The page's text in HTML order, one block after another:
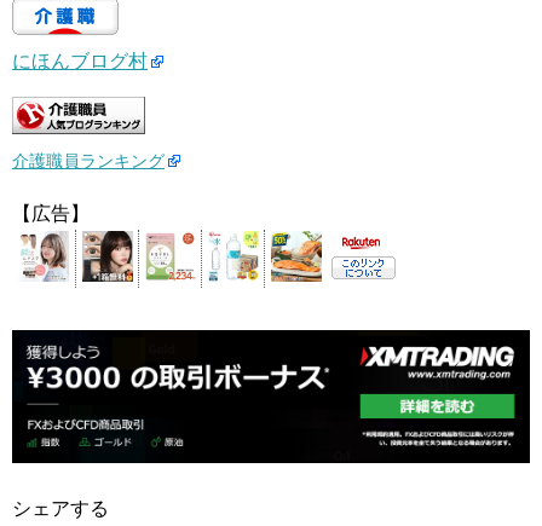
にほんブログ村
介護職員ランキング
【広告】
シェアする